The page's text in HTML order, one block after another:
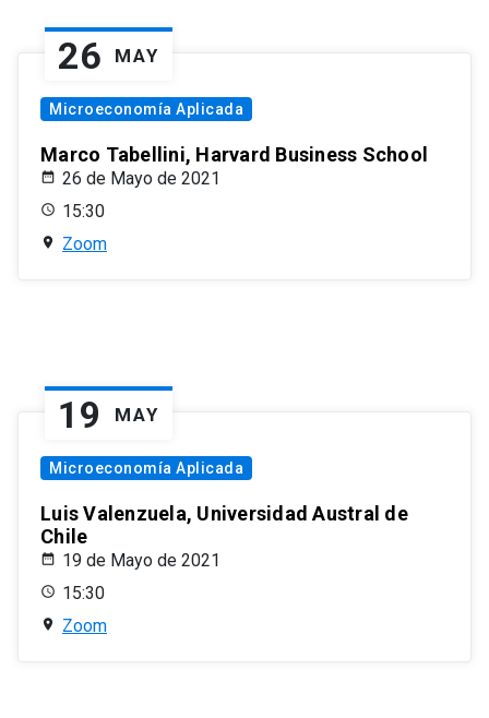
26 MAY
Microeconomía Aplicada
Marco Tabellini, Harvard Business School
26 de Mayo de 2021
15:30
Zoom
19 MAY
Microeconomía Aplicada
Luis Valenzuela, Universidad Austral de
Chile
19 de Mayo de 2021
15:30
Zoom